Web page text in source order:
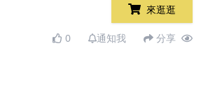
來逛逛
0 通知我 分享